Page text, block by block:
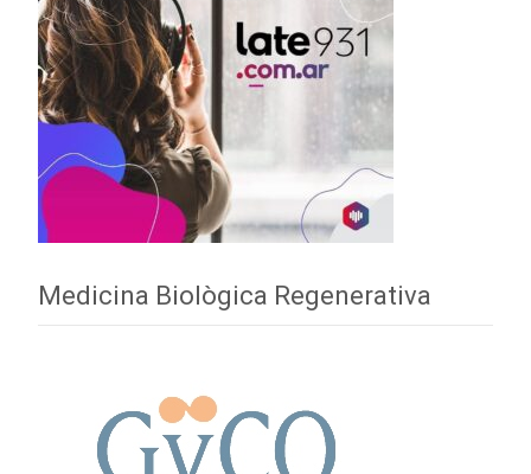
Medicina Biològica Regenerativa